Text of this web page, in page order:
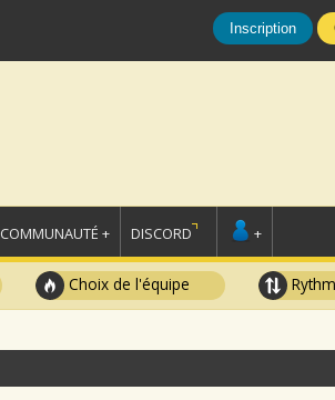
Inscription
COMMUNAUTÉ + DISCORD +
Choix de l'équipe